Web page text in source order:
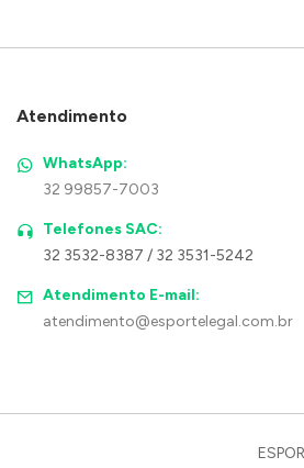
Atendimento
WhatsApp:
32 99857-7003
Telefones SAC:
32 3532-8387 / 32 3531-5242
Atendimento E-mail:
atendimento@esportelegal.com.br